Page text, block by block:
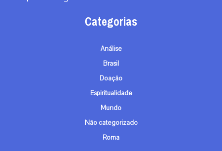
Categorias
Análise
Brasil
Doação
Espiritualidade
Mundo
Não categorizado
Roma